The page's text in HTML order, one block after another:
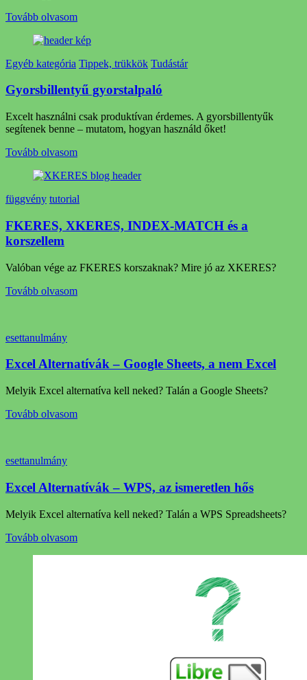
Tovább olvasom
Egyéb kategória Tippek, trükkök Tudástár
Gyorsbillentyű gyorstalpaló
Excelt használni csak produktívan érdemes. A gyorsbillentyűk
segítenek benne – mutatom, hogyan használd őket!
Tovább olvasom
függvény tutorial
FKERES, XKERES, INDEX-MATCH és a
korszellem
Valóban vége az FKERES korszaknak? Mire jó az XKERES?
Tovább olvasom
esettanulmány
Excel Alternatívák – Google Sheets, a nem Excel
Melyik Excel alternatíva kell neked? Talán a Google Sheets?
Tovább olvasom
esettanulmány
Excel Alternatívák – WPS, az ismeretlen hős
Melyik Excel alternatíva kell neked? Talán a WPS Spreadsheets?
Tovább olvasom